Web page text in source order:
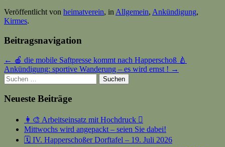
Veröffentlicht von heimatverein, in Allgemein, Ankündigung,
Kirmes.
Beitragsnavigation
← 🍎 die mobile Saftpresse kommt nach Happerschoß 🍐
Ankündigung: sportive Wanderung – es wird ernst ! →
Suchen
nach:
Neueste Beiträge
👩‍🎨 Arbeitseinsatz mit Hochdruck 🫟
Mittwochs wird angepackt – seien Sie dabei!
🗓️ IV. Happerschoßer Dorftafel – 19. Juli 2026